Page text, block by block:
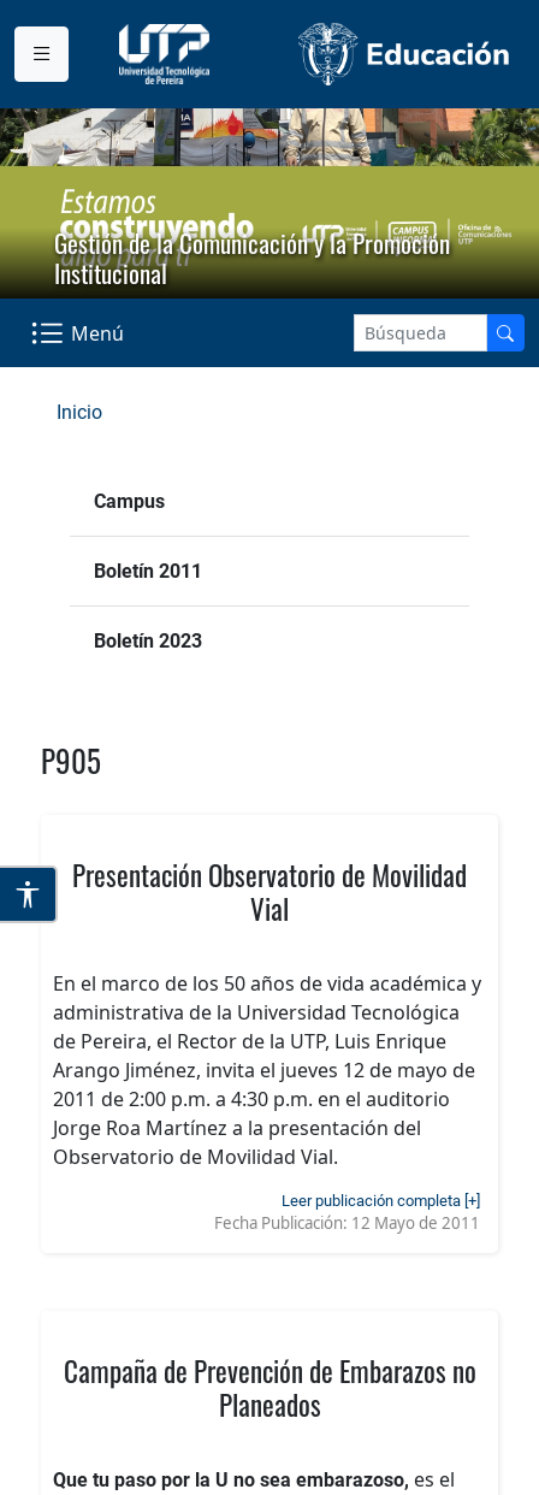
Gestión de la Comunicación y la Promoción
Institucional
Menú
Inicio
Campus
Boletín 2011
Boletín 2023
P905
Presentación Observatorio de Movilidad
Vial
En el marco de los 50 años de vida académica y
administrativa de la Universidad Tecnológica
de Pereira, el Rector de la UTP, Luis Enrique
Arango Jiménez, invita el jueves 12 de mayo de
2011 de 2:00 p.m. a 4:30 p.m. en el auditorio
Jorge Roa Martínez a la presentación del
Observatorio de Movilidad Vial.
Leer publicación completa [+]
Fecha Publicación: 12 Mayo de 2011
Campaña de Prevención de Embarazos no
Planeados
Que tu paso por la U no sea embarazoso, es el